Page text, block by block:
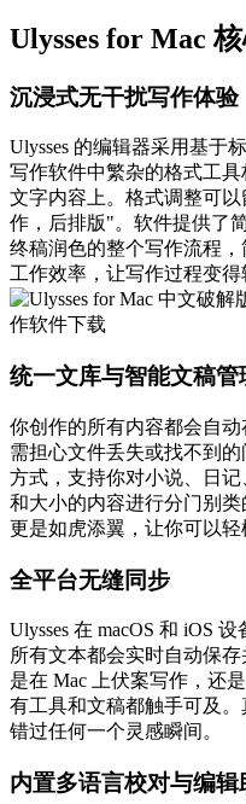
Ulysses for Mac
沉浸式无干扰写作体验
Ulysses 的编辑器采用基于
写作软件中繁杂的格式工
文字内容上。格式调整可
作，后排版"。软件提供了
终稿润色的整个写作流程
工作效率，让写作过程变得
统一文库与智能文稿管
你创作的所有内容都会自动
需担心文件丢失或找不到
方式，支持你对小说、日
和大小的内容进行分门别
更是如虎添翼，让你可以轻
全平台无缝同步
Ulysses 在 macOS 和 iOS
所有文本都会实时自动保
是在 Mac 上伏案写作，还
有工具和文稿都触手可及
错过任何一个灵感瞬间。
内置多语言校对与编辑